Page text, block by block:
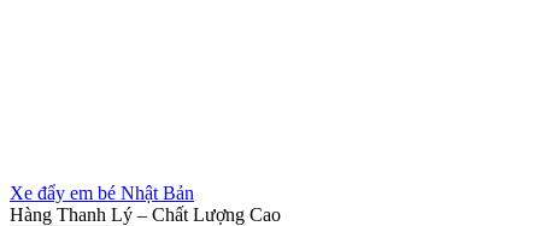
Xe đẩy em bé Nhật Bản
Hàng Thanh Lý – Chất Lượng Cao